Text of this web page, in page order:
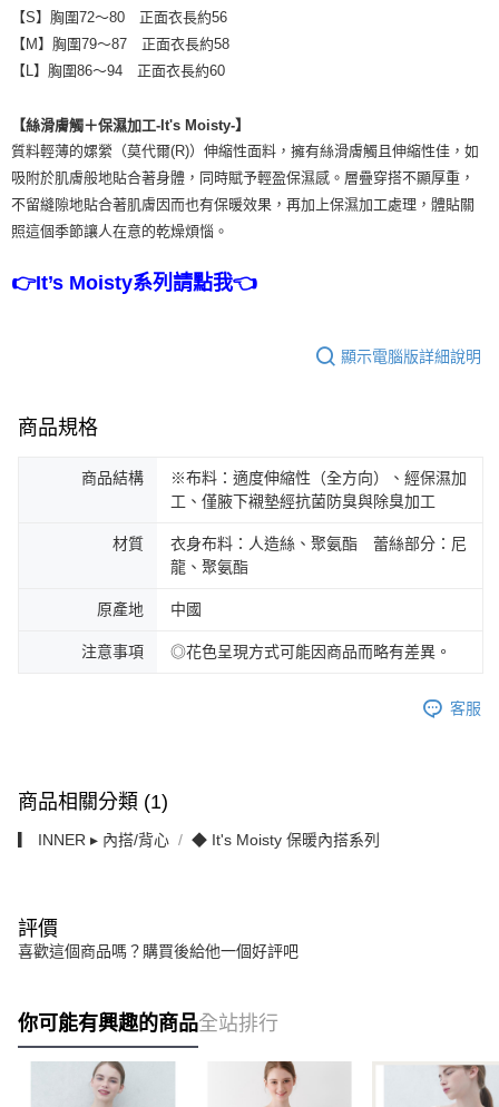
【S】胸圍72～80 正面衣長約56
【M】胸圍79～87 正面衣長約58
【L】胸圍86～94 正面衣長約60
【絲滑膚觸＋保濕加工-It's Moisty-】
質料輕薄的嫘縈（莫代爾(R)）伸縮性面料，擁有絲滑膚觸且伸縮性佳，如
吸附於肌膚般地貼合著身體，同時賦予輕盈保濕感。層疊穿搭不顯厚重，
不留縫隙地貼合著肌膚因而也有保暖效果，再加上保濕加工處理，體貼關
照這個季節讓人在意的乾燥煩惱。
👉It’s Moisty系列請點我👈
顯示電腦版詳細說明
商品規格
商品結構
※布料：適度伸縮性（全方向）、經保濕加
工、僅腋下襯墊經抗菌防臭與除臭加工
材質
衣身布料：人造絲、聚氨酯 蕾絲部分：尼
龍、聚氨酯
原產地 中國
注意事項 ◎花色呈現方式可能因商品而略有差異。
客服
商品相關分類 (1)
▎ INNER ▸ 內搭/背心 ◆ It's Moisty 保暖內搭系列
評價
喜歡這個商品嗎？購買後給他一個好評吧
你可能有興趣的商品全站排行